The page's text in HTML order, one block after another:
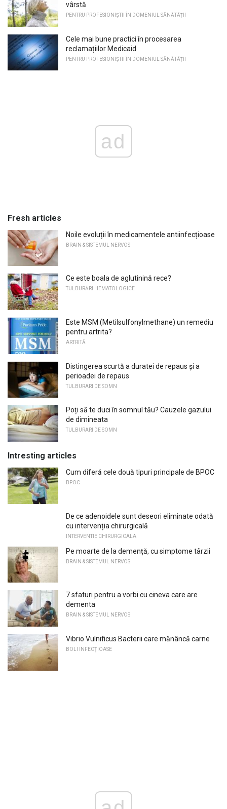
vârstă
PENTRU PROFESIONIȘTII ÎN DOMENIUL SĂNĂTĂȚII
Cele mai bune practici în procesarea
reclamațiilor Medicaid
PENTRU PROFESIONIȘTII ÎN DOMENIUL SĂNĂTĂȚII
ad
Fresh articles
Noile evoluții în medicamentele antiinfecțioase
BRAIN & SISTEMUL NERVOS
Ce este boala de aglutinină rece?
TULBURĂRI HEMATOLOGICE
Este MSM (Metilsulfonylmethane) un remediu
pentru artrita?
ARTRITĂ
Distingerea scurtă a duratei de repaus și a
perioadei de repaus
TULBURARI DE SOMN
Poți să te duci în somnul tău? Cauzele gazului
de dimineata
TULBURARI DE SOMN
Intresting articles
Cum diferă cele două tipuri principale de BPOC
BPOC
De ce adenoidele sunt deseori eliminate odată
cu intervenția chirurgicală
INTERVENTIE CHIRURGICALA
Pe moarte de la demență, cu simptome târzii
BRAIN & SISTEMUL NERVOS
7 sfaturi pentru a vorbi cu cineva care are
dementa
BRAIN & SISTEMUL NERVOS
Vibrio Vulnificus Bacterii care mănâncă carne
BOLI INFECȚIOASE